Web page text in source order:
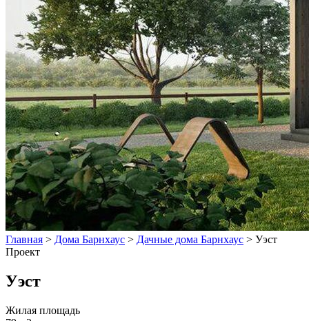
Главная > Дома Барнхаус > Дачные дома Барнхаус > Уэст
Проект
Уэст
Жилая площадь